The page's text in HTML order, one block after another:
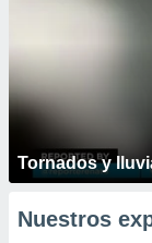
Tornados y
Nuestros